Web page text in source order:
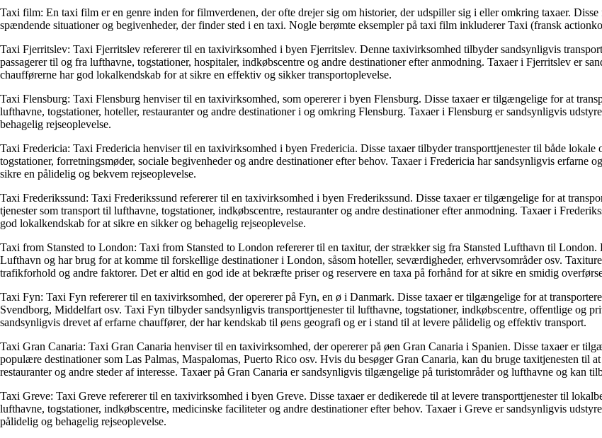
Taxi film: En taxi film er en genre inden for filmverdenen, der ofte drejer sig om historier, der udspiller sig i eller omkring taxaer.
spændende situationer og begivenheder, der finder sted i en taxi. Nogle berømte eksempler på taxi film inkluderer Taxi (fransk
Taxi Fjerritslev: Taxi Fjerritslev refererer til en taxivirksomhed i byen Fjerritslev. Denne taxivirksomhed tilbyder sandsynligvis
passagerer til og fra lufthavne, togstationer, hospitaler, indkøbscentre og andre destinationer efter anmodning. Taxaer i Fjerritslev er
chaufførerne har god lokalkendskab for at sikre en effektiv og sikker transportoplevelse.
Taxi Flensburg: Taxi Flensburg henviser til en taxivirksomhed, som opererer i byen Flensburg. Disse taxaer er tilgængelige for at
lufthavne, togstationer, hoteller, restauranter og andre destinationer i og omkring Flensburg. Taxaer i Flensburg er sandsynligvis
behagelig rejseoplevelse.
Taxi Fredericia: Taxi Fredericia henviser til en taxivirksomhed i byen Fredericia. Disse taxaer tilbyder transporttjenester til både
togstationer, forretningsmøder, sociale begivenheder og andre destinationer efter behov. Taxaer i Fredericia har sandsynligvis erfarne
sikre en pålidelig og bekvem rejseoplevelse.
Taxi Frederikssund: Taxi Frederikssund refererer til en taxivirksomhed i byen Frederikssund. Disse taxaer er tilgængelige for at
tjenester som transport til lufthavne, togstationer, indkøbscentre, restauranter og andre destinationer efter anmodning. Taxaer i
god lokalkendskab for at sikre en sikker og behagelig rejseoplevelse.
Taxi from Stansted to London: Taxi from Stansted to London refererer til en taxitur, der strækker sig fra Stansted Lufthavn til
Lufthavn og har brug for at komme til forskellige destinationer i London, såsom hoteller, seværdigheder, erhvervsområder osv.
trafikforhold og andre faktorer. Det er altid en god ide at bekræfte priser og reservere en taxa på forhånd for at sikre en smidig
Taxi Fyn: Taxi Fyn refererer til en taxivirksomhed, der opererer på Fyn, en ø i Danmark. Disse taxaer er tilgængelige for at
Svendborg, Middelfart osv. Taxi Fyn tilbyder sandsynligvis transporttjenester til lufthavne, togstationer, indkøbscentre, offentlige og
sandsynligvis drevet af erfarne chauffører, der har kendskab til øens geografi og er i stand til at levere pålidelig og effektiv transport.
Taxi Gran Canaria: Taxi Gran Canaria henviser til en taxivirksomhed, der opererer på øen Gran Canaria i Spanien. Disse taxaer er
populære destinationer som Las Palmas, Maspalomas, Puerto Rico osv. Hvis du besøger Gran Canaria, kan du bruge taxitjenesten til
restauranter og andre steder af interesse. Taxaer på Gran Canaria er sandsynligvis tilgængelige på turistområder og lufthavne og kan
Taxi Greve: Taxi Greve refererer til en taxivirksomhed i byen Greve. Disse taxaer er dedikerede til at levere transporttjenester til
lufthavne, togstationer, indkøbscentre, medicinske faciliteter og andre destinationer efter behov. Taxaer i Greve er sandsynligvis
pålidelig og behagelig rejseoplevelse.